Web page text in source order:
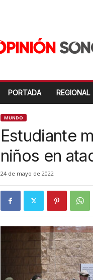
PORTADA REGIONAL
MUNDO
Estudiante
niños en
24 de mayo de 2022